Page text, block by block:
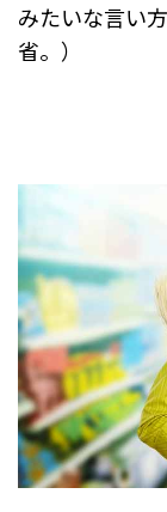
みたいな言い
省。）